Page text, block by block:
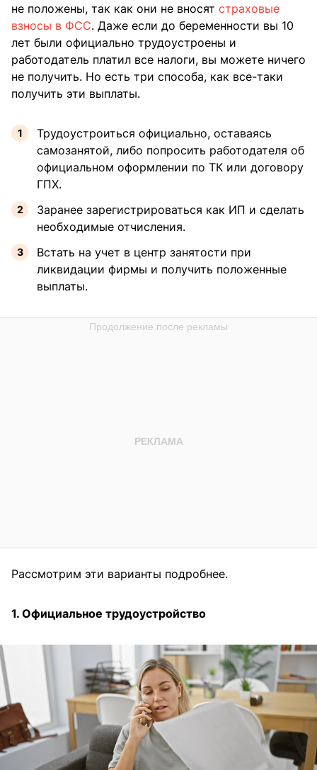
не положены, так как они не вносят страховые
взносы в ФСС. Даже если до беременности вы 10
лет были официально трудоустроены и
работодатель платил все налоги, вы можете ничего
не получить. Но есть три способа, как все-таки
получить эти выплаты.
Трудоустроиться официально, оставаясь
самозанятой, либо попросить работодателя об
официальном оформлении по ТК или договору
ГПХ.
Заранее зарегистрироваться как ИП и сделать
необходимые отчисления.
Встать на учет в центр занятости при
ликвидации фирмы и получить положенные
выплаты.
Рассмотрим эти варианты подробнее.
1. Официальное трудоустройство